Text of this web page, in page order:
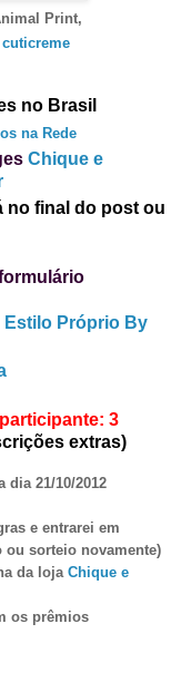
Print,
cuticreme
no Brasil
na Rede
Chique e
no final do post ou
Estilo Próprio By
3
extras)
dia 21/10/2012
e entrarei em
ou sorteio novamente)
da loja Chique e
os prêmios